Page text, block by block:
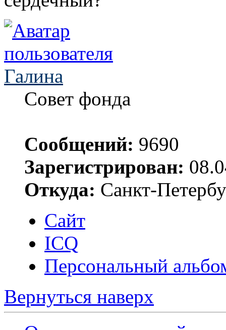
Галина
Совет фонда
Сообщений: 9690
Зарегистрирован:
Откуда: Санкт-
Сайт
ICQ
Персональный
Вернуться наверх